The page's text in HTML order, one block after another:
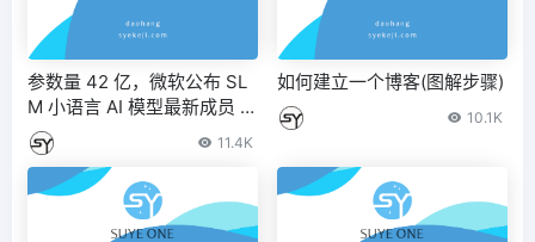
参数量 42 亿，微软公布 SL
M 小语言 AI 模型最新成员 P
hi-3-vision
11.4K
如何建立一个博客(图解步骤)
10.1K